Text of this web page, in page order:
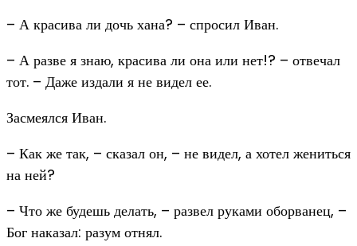
– А красива ли дочь хана? – спросил Иван.
– А разве я знаю, красива ли она или нет!? – отвечал
тот. – Даже издали я не видел ее.
Засмеялся Иван.
– Как же так, – сказал он, – не видел, а хотел жениться
на ней?
– Что же будешь делать, – развел руками оборванец, –
Бог наказал: разум отнял.